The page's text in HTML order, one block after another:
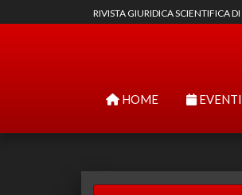
RIVISTA GIURIDICA SCIENTIFICA DI
HOME EVENTI